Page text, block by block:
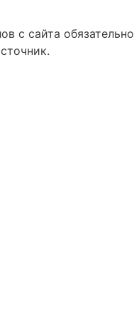
с сайта обязательно